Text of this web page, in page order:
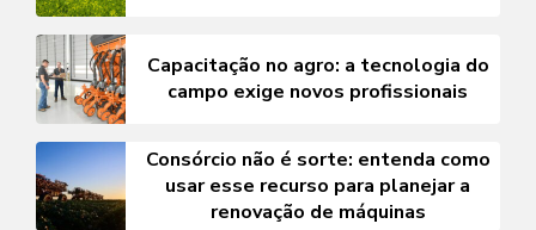
Capacitação no agro: a tecnologia do
campo exige novos profissionais
Consórcio não é sorte: entenda como
usar esse recurso para planejar a
renovação de máquinas